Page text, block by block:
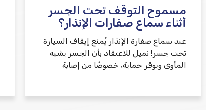
مسموح التوقف تحت الجسر
أثناء سماع صفارات الإنذار؟
عند سماع صفارة الإنذار يُمنع إيقاف السيارة
تحت جسر! نميل للاعتقاد بأن الجسر يشبه
المأوى ويوفّر حماية، خصوصًا من إصابة